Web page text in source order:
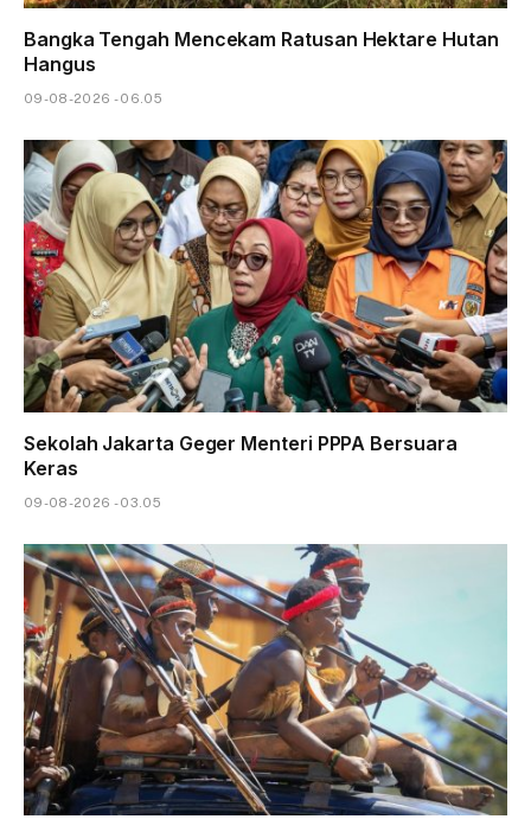
Bangka Tengah Mencekam Ratusan Hektare Hutan
Hangus
09-08-2026 - 06.05
Sekolah Jakarta Geger Menteri PPPA Bersuara
Keras
09-08-2026 - 03.05